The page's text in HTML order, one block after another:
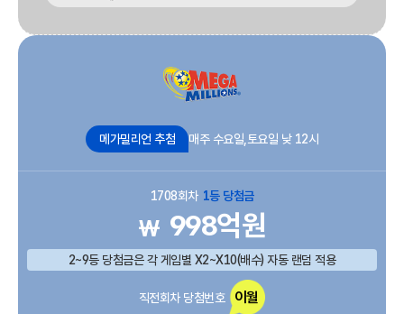
메가밀리언 추첨 매주 수요일,토요일 낮 12시
1708회차 1등 당첨금
₩ 998억원
2~9등 당첨금은 각 게임별 X2~X10(배수) 자동 랜덤 적용
직전회차 당첨번호 이월